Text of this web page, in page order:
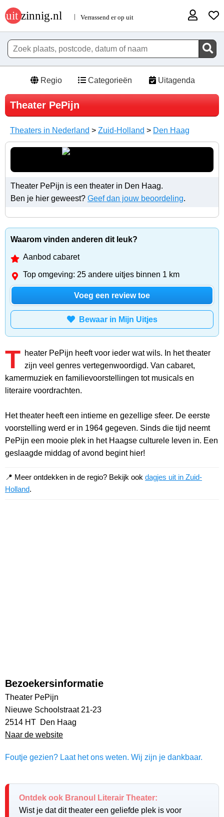
Regio Categorieën Uitagenda
Theater PePijn
Theaters in Nederland > Zuid-Holland > Den Haag
Theater PePijn is een theater in Den Haag.
Ben je hier geweest? Geef dan jouw beoordeling.
Waarom vinden anderen dit leuk?
Aanbod cabaret
Top omgeving: 25 andere uitjes binnen 1 km
Voeg een review toe
Bewaar in Mijn Uitjes
T heater PePijn heeft voor ieder wat wils. In het theater
zijn veel genres vertegenwoordigd. Van cabaret,
kamermuziek en familievoorstellingen tot musicals en
literaire voordrachten.
Het theater heeft een intieme en gezellige sfeer. De eerste
voorstelling werd er in 1964 gegeven. Sinds die tijd neemt
PePijn een mooie plek in het Haagse culturele leven in. Een
geslaagde middag of avond begint hier!
📍 Meer ontdekken in de regio? Bekijk ook dagjes uit in Zuid-
Holland.
Bezoekersinformatie
Theater PePijn
Nieuwe Schoolstraat 21-23
2514 HT Den Haag
Naar de website
Foutje gezien? Laat het ons weten. Wij zijn je dankbaar.
Ontdek ook Branoul Literair Theater:
Wist je dat dit theater een geliefde plek is voor